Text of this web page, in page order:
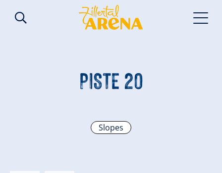
PISTE 20
Slopes